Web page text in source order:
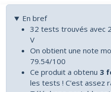
En bref
32 tests trouvés avec
V
On obtient une note
79.54/100
Ce produit a obtenu 3
les tests ! C'est assez